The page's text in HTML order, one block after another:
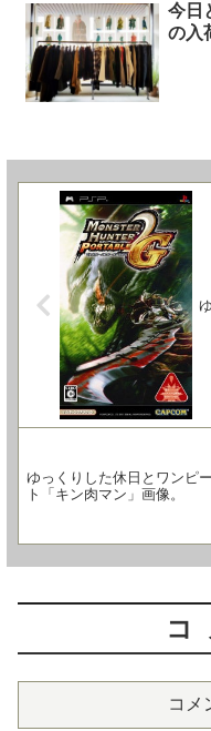
今日
の入
ゆっくりした休日とワンピ
ト「キン肉マン」画像。
コメ